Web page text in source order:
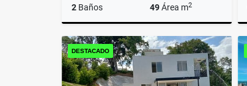
2 Baños 49Área m2
Venta
$267.000.000
DESTACADO